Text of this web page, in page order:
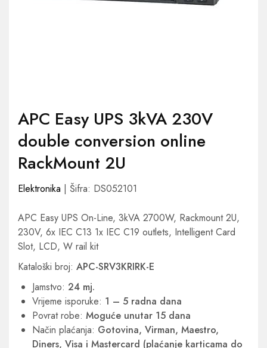
APC Easy UPS 3kVA 230V
double conversion online
RackMount 2U
Elektronika | Šifra: DS052101
APC Easy UPS On-Line, 3kVA 2700W, Rackmount 2U,
230V, 6x IEC C13 1x IEC C19 outlets, Intelligent Card
Slot, LCD, W rail kit
Kataloški broj: APC-SRV3KRIRK-E
Jamstvo: 24 mj.
Vrijeme isporuke: 1 – 5 radna dana
Povrat robe: Moguće unutar 15 dana
Način plaćanja: Gotovina, Virman, Maestro,
Diners, Visa i Mastercard (plaćanje karticama do